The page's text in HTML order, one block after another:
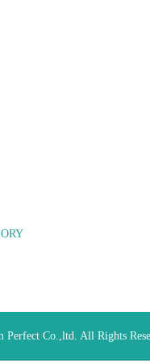
Co.,ltd. All Rights